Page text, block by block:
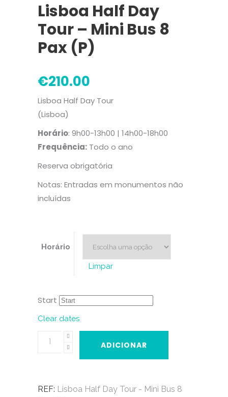
Lisboa Half Day
Tour – Mini Bus 8
Pax (P)
€210.00
Lisboa Half Day Tour
(Lisboa)
Horário: 9h00-13h00 | 14h00-18h00
Frequência: Todo o ano
Reserva obrigatória
Notas: Entradas em monumentos não
incluídas
Horário
Limpar
Start
Clear dates
Lisboa
-
ADICIONAR
REF: Lisboa Half Day Tour - Mini Bus 8